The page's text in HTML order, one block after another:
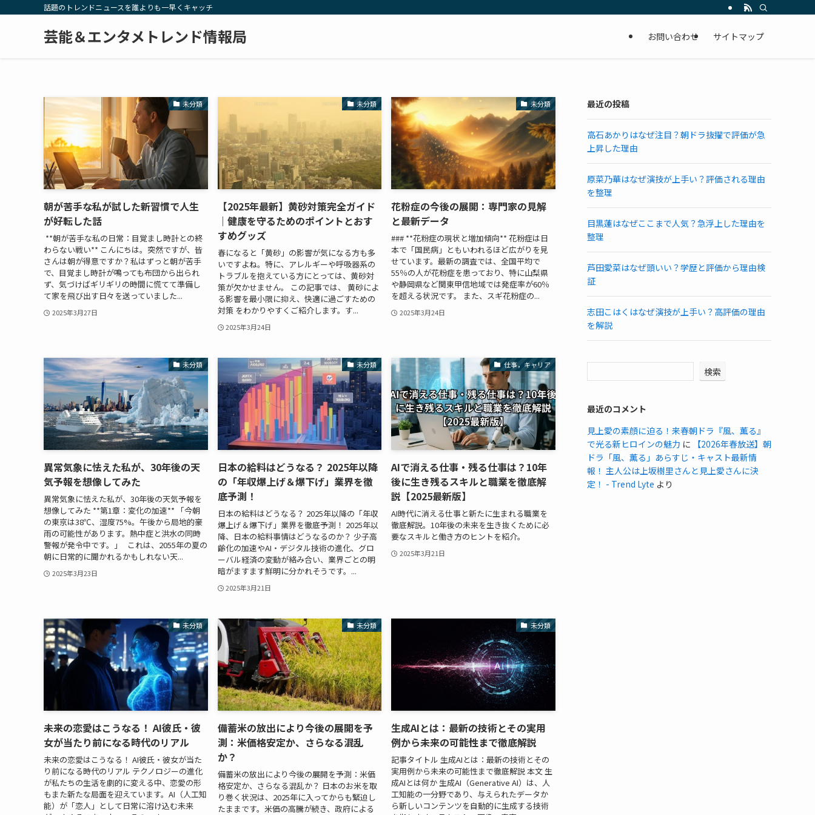
話題のトレンドニュースを誰よりも一早くキャッチ
芸能＆エンタメトレンド情報局 お問い合わせ サイトマップ
未分類
朝が苦手な私が試した新習慣で人生
が好転した話
**朝が苦手な私の日常：目覚まし時計との終
わらない戦い** こんにちは。突然ですが、皆
さんは朝が得意ですか？私はずっと朝が苦手
で、目覚まし時計が鳴っても布団から出られ
ず、気づけばギリギリの時間に慌てて準備し
て家を飛び出す日々を送っていました...
2025年3月27日
未分類
【2025年最新】黄砂対策完全ガイド
｜健康を守るためのポイントとおす
すめグッズ
春になると「黄砂」の影響が気になる方も多
いですよね。特に、アレルギーや呼吸器系の
トラブルを抱えている方にとっては、黄砂対
策が欠かせません。 この記事では、 黄砂によ
る影響を最小限に抑え、快適に過ごすための
対策 をわかりやすくご紹介します。す...
2025年3月24日
未分類
花粉症の今後の展開：専門家の見解
と最新データ
### **花粉症の現状と増加傾向** 花粉症は日
本で「国民病」ともいわれるほど広がりを見
せています。最新の調査では、全国平均で
55％の人が花粉症を患っており、特に山梨県
や静岡県など関東甲信地域では発症率が60％
を超える状況です。 また、スギ花粉症の...
2025年3月24日
未分類
異常気象に怯えた私が、30年後の天
気予報を想像してみた
異常気象に怯えた私が、30年後の天気予報を
想像してみた **第1章：変化の加速** 「今朝
の東京は38℃、湿度75%。午後から局地的豪
雨の可能性があります。熱中症と洪水の同時
警報が発令中です。」 これは、2055年の夏の
朝に日常的に聞かれるかもしれない天...
2025年3月23日
未分類
日本の給料はどうなる？ 2025年以降
の「年収爆上げ＆爆下げ」業界を徹
底予測！
日本の給料はどうなる？ 2025年以降の「年収
爆上げ＆爆下げ」業界を徹底予測！ 2025年以
降、日本の給料事情はどうなるのか？ 少子高
齢化の加速やAI・デジタル技術の進化、グロ
ーバル経済の変動が絡み合い、業界ごとの明
暗がますます鮮明に分かれそうです。...
2025年3月21日
仕事，キャリア
AIで消える仕事・残る仕事は？10年
後に生き残るスキルと職業を徹底解
説【2025最新版】
AI時代に消える仕事と新たに生まれる職業を
徹底解説。10年後の未来を生き抜くために必
要なスキルと働き方のヒントを紹介。
2025年3月21日
未分類
未来の恋愛はこうなる！ AI彼氏・彼
女が当たり前になる時代のリアル
未来の恋愛はこうなる！ AI彼氏・彼女が当た
り前になる時代のリアル テクノロジーの進化
が私たちの生活を劇的に変える中、恋愛の形
もまた新たな局面を迎えています。AI（人工知
能）が「恋人」として日常に溶け込む未来
未分類
備蓄米の放出により今後の展開を予
測：米価格安定か、さらなる混乱
か？
備蓄米の放出により今後の展開を予測：米価
格安定か、さらなる混乱か？ 日本のお米を取
り巻く状況は、2025年に入ってからも緊迫し
たままです。米価の高騰が続き、政府による
未分類
生成AIとは：最新の技術とその実用
例から未来の可能性まで徹底解説
記事タイトル 生成AIとは：最新の技術とその
実用例から未来の可能性まで徹底解説 本文 生
成AIとは何か 生成AI（Generative AI）は、人
工知能の一分野であり、与えられたデータか
ら新しいコンテンツを自動的に生成する技術
最近の投稿
高石あかりはなぜ注目？朝ドラ抜擢で評価が急
上昇した理由
原菜乃華はなぜ演技が上手い？評価される理由
を整理
目黒蓮はなぜここまで人気？急浮上した理由を
整理
芦田愛菜はなぜ頭いい？学歴と評価から理由検
証
志田こはくはなぜ演技が上手い？高評価の理由
を解説
検索
最近のコメント
見上愛の素顔に迫る！来春朝ドラ『風、薫る』
で光る新ヒロインの魅力 に
【2026年春放送】朝
ドラ「風、薫る」あらすじ・キャスト最新情
報！ 主人公は上坂樹里さんと見上愛さんに決
定！ - Trend Lyte より